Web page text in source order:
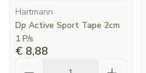
Hartmann
Dp Active Sport Tape 2cm
1 P/s
€ 8,88